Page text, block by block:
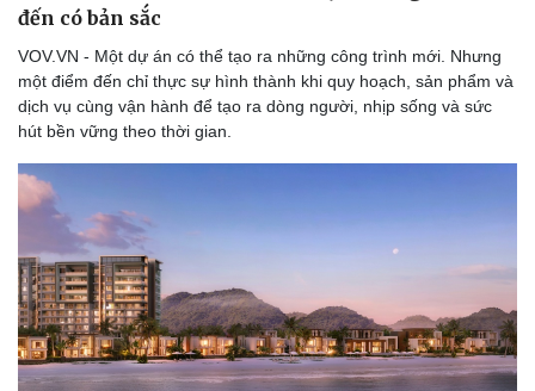
đến có bản sắc
VOV.VN - Một dự án có thể tạo ra những công trình mới. Nhưng
một điểm đến chỉ thực sự hình thành khi quy hoạch, sản phẩm và
dịch vụ cùng vận hành để tạo ra dòng người, nhịp sống và sức
hút bền vững theo thời gian.